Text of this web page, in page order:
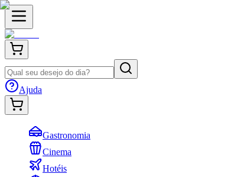
Ajuda
Gastronomia
Cinema
Hotéis